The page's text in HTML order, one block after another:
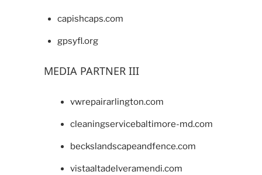
capishcaps.com
gpsyfl.org
MEDIA PARTNER III
vwrepairarlington.com
cleaningservicebaltimore-md.com
beckslandscapeandfence.com
vistaaltadelveramendi.com